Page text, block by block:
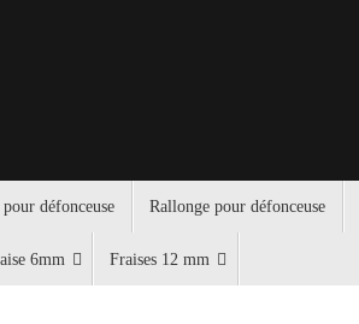
défonceuse Rallonge pour défonceuse
6mm Fraises 12 mm